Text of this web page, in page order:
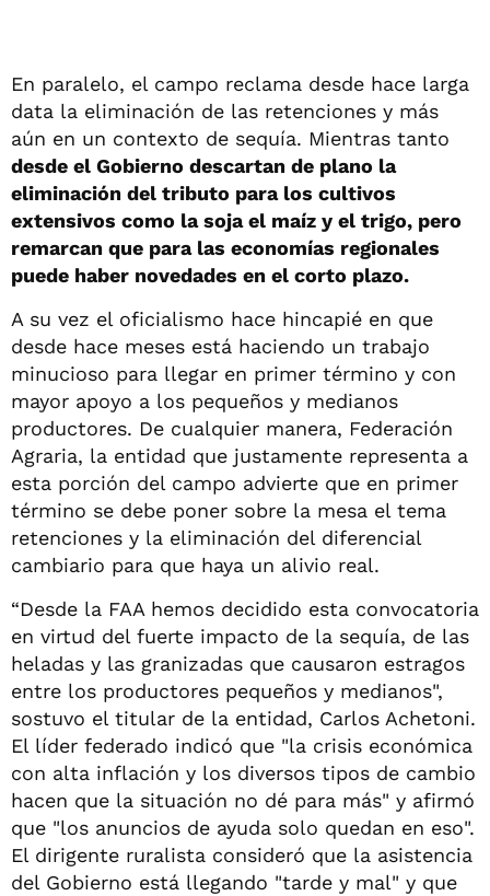
En paralelo, el campo reclama desde hace larga
data la eliminación de las retenciones y más
aún en un contexto de sequía. Mientras tanto
desde el Gobierno descartan de plano la
eliminación del tributo para los cultivos
extensivos como la soja el maíz y el trigo, pero
remarcan que para las economías regionales
puede haber novedades en el corto plazo.
A su vez el oficialismo hace hincapié en que
desde hace meses está haciendo un trabajo
minucioso para llegar en primer término y con
mayor apoyo a los pequeños y medianos
productores. De cualquier manera, Federación
Agraria, la entidad que justamente representa a
esta porción del campo advierte que en primer
término se debe poner sobre la mesa el tema
retenciones y la eliminación del diferencial
cambiario para que haya un alivio real.
“Desde la FAA hemos decidido esta convocatoria
en virtud del fuerte impacto de la sequía, de las
heladas y las granizadas que causaron estragos
entre los productores pequeños y medianos",
sostuvo el titular de la entidad, Carlos Achetoni.
El líder federado indicó que "la crisis económica
con alta inflación y los diversos tipos de cambio
hacen que la situación no dé para más" y afirmó
que "los anuncios de ayuda solo quedan en eso".
El dirigente ruralista consideró que la asistencia
del Gobierno está llegando "tarde y mal" y que